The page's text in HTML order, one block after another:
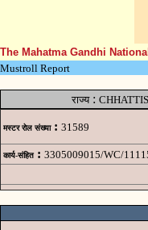
The Mahatma Gandhi
Mustroll Report
राज्य:
मस्टर रोल संख्या : 31589
कार्य-संहित : 3305009015/WC/